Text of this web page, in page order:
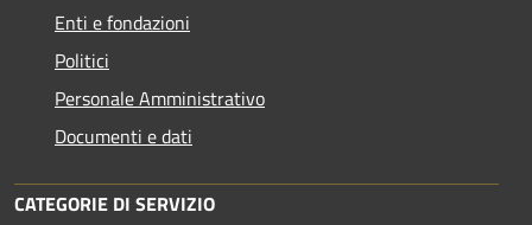
Enti e fondazioni
Politici
Personale Amministrativo
Documenti e dati
CATEGORIE DI SERVIZIO